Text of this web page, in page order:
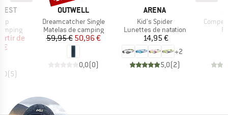
réduit
de
€
(5)
MARQUE
OUTWELL
Article
Dreamcatcher Single
Product group
Matelas de camping
Prix
59,95 €Prix réduit
50,96 €
0,0(0)
MARQUE
ARENA
Article
Kid's Spider
Product group
Lunettes de natation
Prix
14,95 €
+2
5,0(2)
Article